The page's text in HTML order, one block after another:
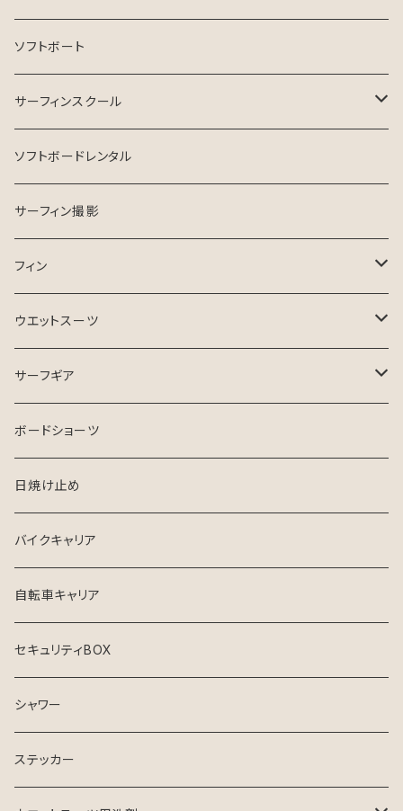
Crystal Dreams SURFBOARD
INSPIRE SURFBOARD
USEDサーフボード
ESSENCE SURFBOARD
ASB SURfBOARD
ソフトボート
サーフィンスクール
マンツーマン
サーフガイド
ソフトボードレンタル
サーフィン撮影
フィン
FCS Ⅱ
FinsOut
フューチャータブ
ウエットスーツ
HURLEY ウエットスーツ
2024 SPRING SUMMER
BGZウエットスーツ
USED ウエットスーツ
VISSLA
サーフギア
リーシュコード
FCS
クリエイチャーズ
デッキパッチ
サーフボードケース
ボードショーツ
日焼け止め
バイクキャリア
自転車キャリア
セキュリティBOX
シャワー
ステッカー